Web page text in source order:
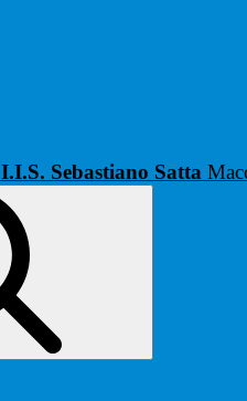
I.I.S. Sebastiano Satta